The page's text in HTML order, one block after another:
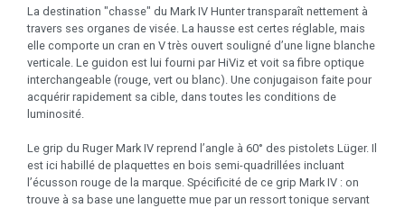
La destination "chasse" du Mark IV Hunter transparaît nettement à
travers ses organes de visée. La hausse est certes réglable, mais
elle comporte un cran en V très ouvert souligné d’une ligne blanche
verticale. Le guidon est lui fourni par HiViz et voit sa fibre optique
interchangeable (rouge, vert ou blanc). Une conjugaison faite pour
acquérir rapidement sa cible, dans toutes les conditions de
luminosité.
Le grip du Ruger Mark IV reprend l’angle à 60° des pistolets Lüger. Il
est ici habillé de plaquettes en bois semi-quadrillées incluant
l’écusson rouge de la marque. Spécificité de ce grip Mark IV : on
trouve à sa base une languette mue par un ressort tonique servant